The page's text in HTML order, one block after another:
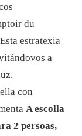
du
estratexia
a
con
A escolla
2 persoas,